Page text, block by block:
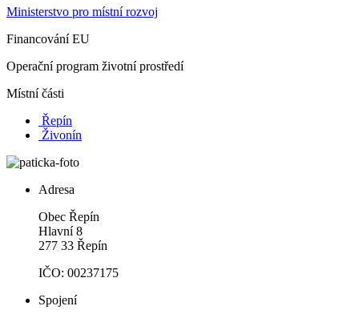
Ministerstvo pro místní rozvoj
Financování EU
Operační program životní prostředí
Místní části
Řepín
Živonín
Adresa
Obec Řepín
Hlavní 8
277 33 Řepín
IČO: 00237175
Spojení